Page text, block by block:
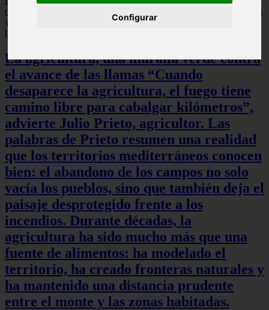
Configurar
La agricultura, una muralla verde contra
el avance de las llamas “Cuando
desaparece la agricultura, el fuego tiene
camino libre para cabalgar kilómetros”,
advierte Julio Prieto, agricultor. Las
palabras de Prieto resumen una realidad
que los territorios mediterráneos conocen
bien: el abandono de los campos no solo
vacía los pueblos, sino que también deja el
paisaje desprotegido frente a los
incendios. Durante décadas, la
agricultura ha sido mucho más que una
fuente de alimentos: ha modelado el
territorio, ha creado fronteras naturales y
ha mantenido una distancia prudente
entre el monte y las zonas habitadas.